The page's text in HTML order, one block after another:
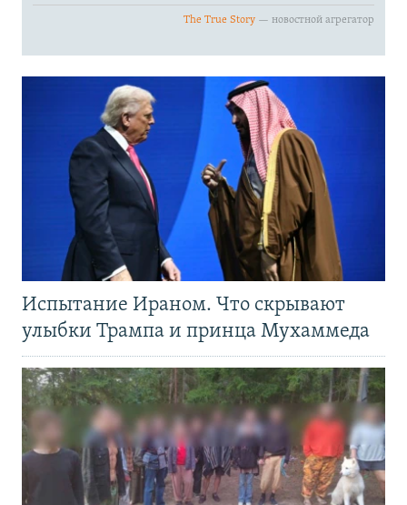
Испытание Ираном. Что скрывают
улыбки Трампа и принца Мухаммеда